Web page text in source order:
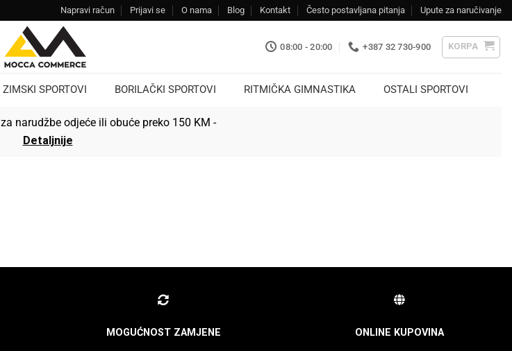
Napravi račun Prijavi se O nama Blog Kontakt Često postavljana pitanja Upute za naručivanje
08:00 - 20:00 +387 32 730-900 KORPA
ZIMSKI SPORTOVI BORILAČKI SPORTOVI RITMIČKA GIMNASTIKA OSTALI SPORTOVI
za narudžbe odjeće ili obuće preko 150 KM -
Detaljnije
MOGUĆNOST ZAMJENE ONLINE KUPOVINA